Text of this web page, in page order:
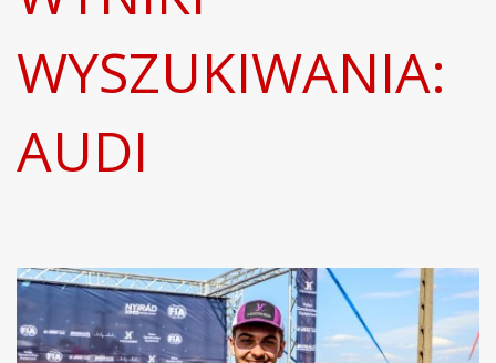
WYSZUKIWANIA:
AUDI